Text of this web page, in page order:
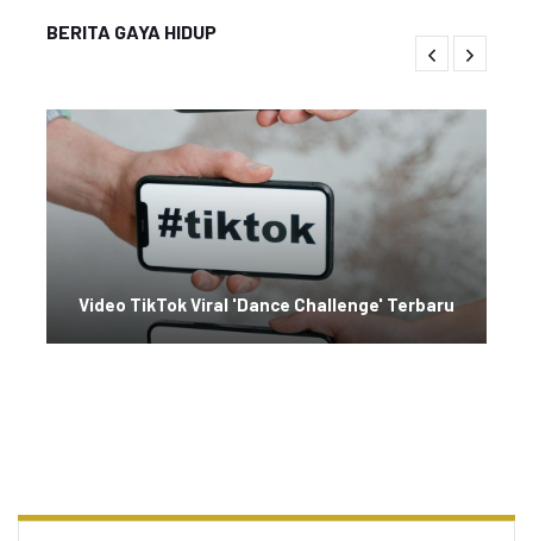
BERITA GAYA HIDUP
Video TikTok Viral 'Dance Challenge' Terbaru